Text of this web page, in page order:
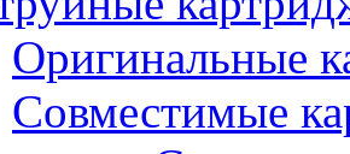
Оригинальные
Совместимые